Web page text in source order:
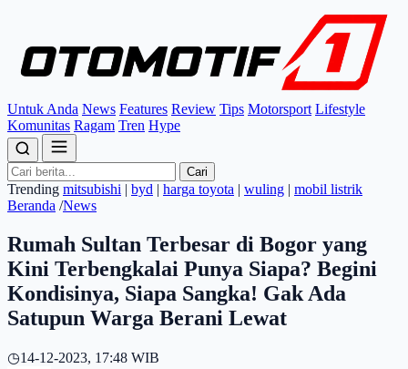
Untuk Anda News Features Review Tips Motorsport Lifestyle
Komunitas Ragam Tren Hype
Cari
Trending mitsubishi | byd | harga toyota | wuling | mobil listrik
Beranda /News
Rumah Sultan Terbesar di Bogor yang
Kini Terbengkalai Punya Siapa? Begini
Kondisinya, Siapa Sangka! Gak Ada
Satupun Warga Berani Lewat
◷14-12-2023, 17:48 WIB